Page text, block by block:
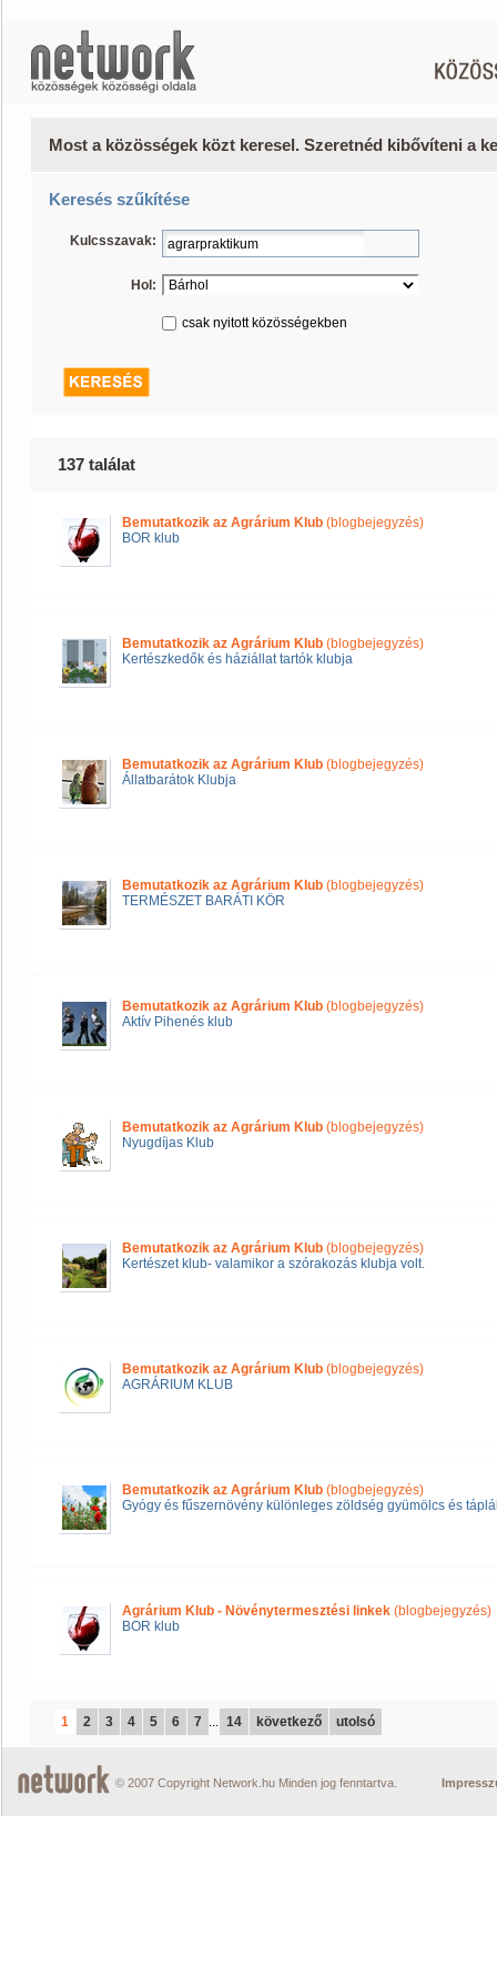
Most a közösségek közt keresel. Szeretnéd kibővíteni a
Keresés szűkítése
Kulcsszavak:
Hol:
csak nyitott közösségekben
137 találat
Bemutatkozik az Agrárium Klub (blogbejegyzés)
BOR klub
Bemutatkozik az Agrárium Klub (blogbejegyzés)
Kertészkedők és háziállat tartók klubja
Bemutatkozik az Agrárium Klub (blogbejegyzés)
Állatbarátok Klubja
Bemutatkozik az Agrárium Klub (blogbejegyzés)
TERMÉSZET BARÁTI KÖR
Bemutatkozik az Agrárium Klub (blogbejegyzés)
Aktív Pihenés klub
Bemutatkozik az Agrárium Klub (blogbejegyzés)
Nyugdíjas Klub
Bemutatkozik az Agrárium Klub (blogbejegyzés)
Kertészet klub- valamikor a szórakozás klubja volt.
Bemutatkozik az Agrárium Klub (blogbejegyzés)
AGRÁRIUM KLUB
Bemutatkozik az Agrárium Klub (blogbejegyzés)
Gyógy és fűszernövény különleges zöldség gyümölcs és
Agrárium Klub - Növénytermesztési linkek (blogbejegyzés)
BOR klub
1 2 3 4 5 6 7 ... 14 következő utolsó
© 2007 Copyright Network.hu Minden jog fenntartva.